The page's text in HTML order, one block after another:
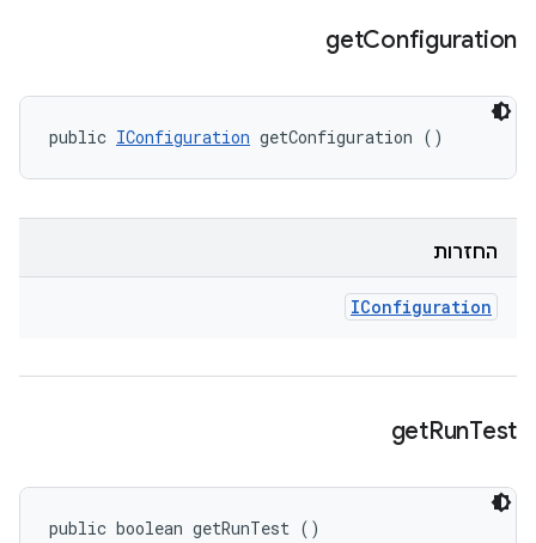
getConfiguration
public IConfiguration getConfiguration ()
החזרות
IConfiguration
getRunTest
public boolean getRunTest ()